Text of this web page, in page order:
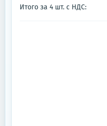
Итого за 4 шт. с НДС: